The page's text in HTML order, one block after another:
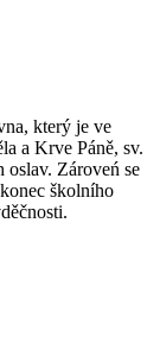
který je ve
a Krve Páně, sv.
oslav. Zároveń se
školního